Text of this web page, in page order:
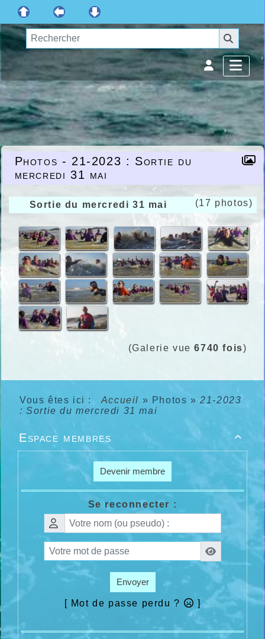
Photos - 21-2023 : Sortie du
mercredi 31 mai
Sortie du mercredi 31 mai (17 photos)
(Galerie vue6740 fois)
Vous êtes ici : Accueil » Photos »21-2023
: Sortie du mercredi 31 mai

Espace membres
Devenir membre
Se reconnecter :
Envoyer
[ Mot de passe perdu ? ]